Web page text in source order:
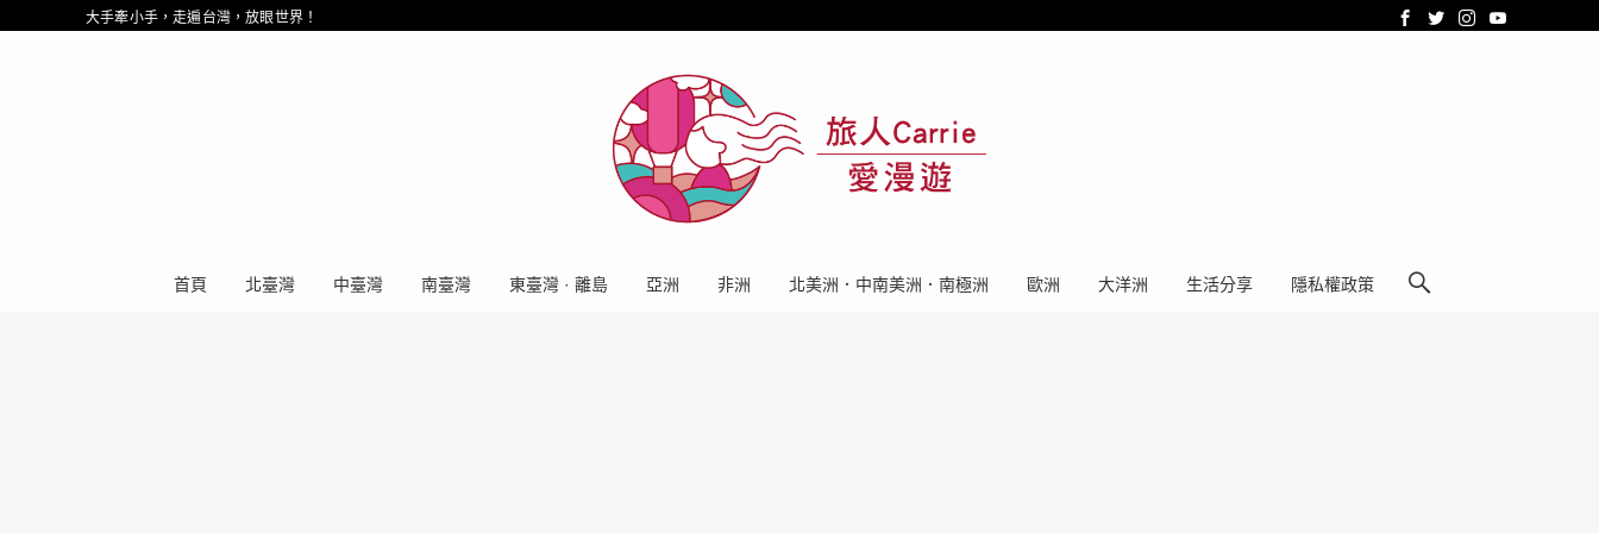
大手牽小手，走遍台灣，放眼世界！
首頁 北臺灣 中臺灣 南臺灣 東臺灣 · 離島 亞洲 非洲 北美洲．中南美洲．南極洲 歐洲 大洋洲 生活分享 隱私權政策